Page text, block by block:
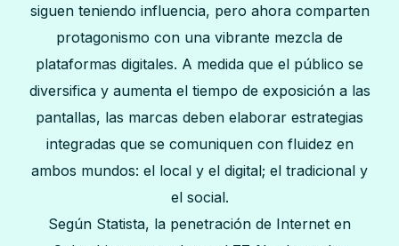
siguen teniendo influencia, pero ahora comparten
protagonismo con una vibrante mezcla de
plataformas digitales. A medida que el público se
diversifica y aumenta el tiempo de exposición a las
pantallas, las marcas deben elaborar estrategias
integradas que se comuniquen con fluidez en
ambos mundos: el local y el digital; el tradicional y
el social.
Según Statista, la penetración de Internet en